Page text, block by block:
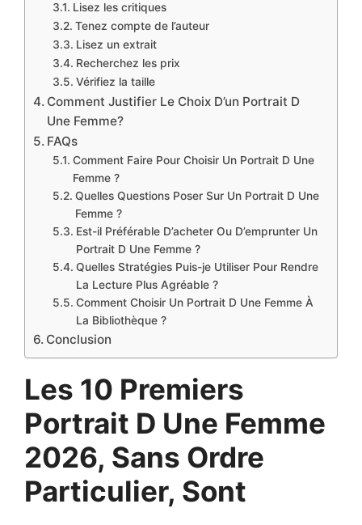
Lisez les critiques
Tenez compte de l’auteur
Lisez un extrait
Recherchez les prix
Vérifiez la taille
Comment Justifier Le Choix D’un Portrait D
Une Femme?
FAQs
Comment Faire Pour Choisir Un Portrait D Une
Femme ?
Quelles Questions Poser Sur Un Portrait D Une
Femme ?
Est-il Préférable D’acheter Ou D’emprunter Un
Portrait D Une Femme ?
Quelles Stratégies Puis-je Utiliser Pour Rendre
La Lecture Plus Agréable ?
Comment Choisir Un Portrait D Une Femme À
La Bibliothèque ?
Conclusion
Les 10 Premiers
Portrait D Une Femme
2026, Sans Ordre
Particulier, Sont